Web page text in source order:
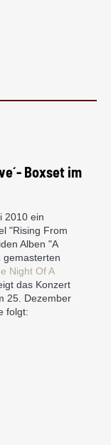
Boxset im
2010 ein
"Rising From
Alben "A
gemasterten
Night Of A
das Konzert
25. Dezember
folgt: